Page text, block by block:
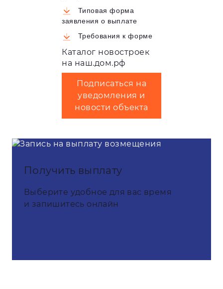
Типовая форма
заявления о выплате
Требования к форме
Каталог новостроек
на наш.дом.рф
Подписаться на
уведомления и
новости объекта
Получить выплату
Выберите удобное для вас время
и запишитесь онлайн